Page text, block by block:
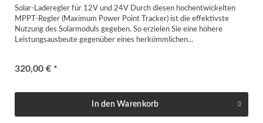
Solar-Laderegler für 12V und 24V Durch diesen hochentwickelten
MPPT-Regler (Maximum Power Point Tracker) ist die effektivste
Nutzung des Solarmoduls gegeben. So erzielen Sie eine höhere
Leistungsausbeute gegenüber eines herkömmlichen...
320,00 € *
In den Warenkorb